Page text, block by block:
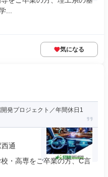
...
気になる
発プロジェクト／年間休日1
通
・高専をご卒業の方、C言